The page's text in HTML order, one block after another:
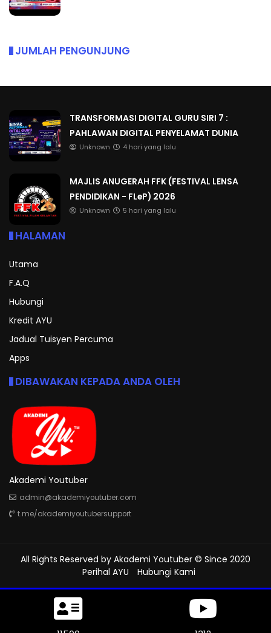
JUMLAH PENGUNJUNG
TRANSFORMASI DIGITAL GURU SIRI 7 :
PAHLAWAN DIGITAL PENYELAMAT DUNIA
Unknown 4 hari yang lalu
MAJLIS ANUGERAH FFK (FESTIVAL LENSA
PENDIDIKAN - FLeP) 2026
Unknown 5 hari yang lalu
HALAMAN
Utama
F.A.Q
Hubungi
Kredit AYU
Jadual Tuisyen Percuma
Apps
DIBAWAKAN KEPADA ANDA OLEH
Akademi Youtuber
admin@akademiyoutuber.com
t.me/akademiyoutubersupport
All Rights Reserved by Akademi Youtuber © Since 2020
Perihal AYU
Hubungi Kami